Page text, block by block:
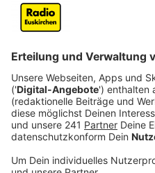
Jahren maßgeblich
Album "Supervision"
massentauglichen
treiben. Und das macht er
sechsten Studioalbum hat
ganz unterschiedlichen
sind Clueso, Sportfreunde
Kontra K. Dieser bunte Mix
Deutschrap, andere sind